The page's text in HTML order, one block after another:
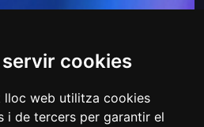
servir cookies
lloc web utilitza cookies
i de tercers per garantir el